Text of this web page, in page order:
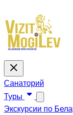
Санаторий
Туры
Экскурсии по